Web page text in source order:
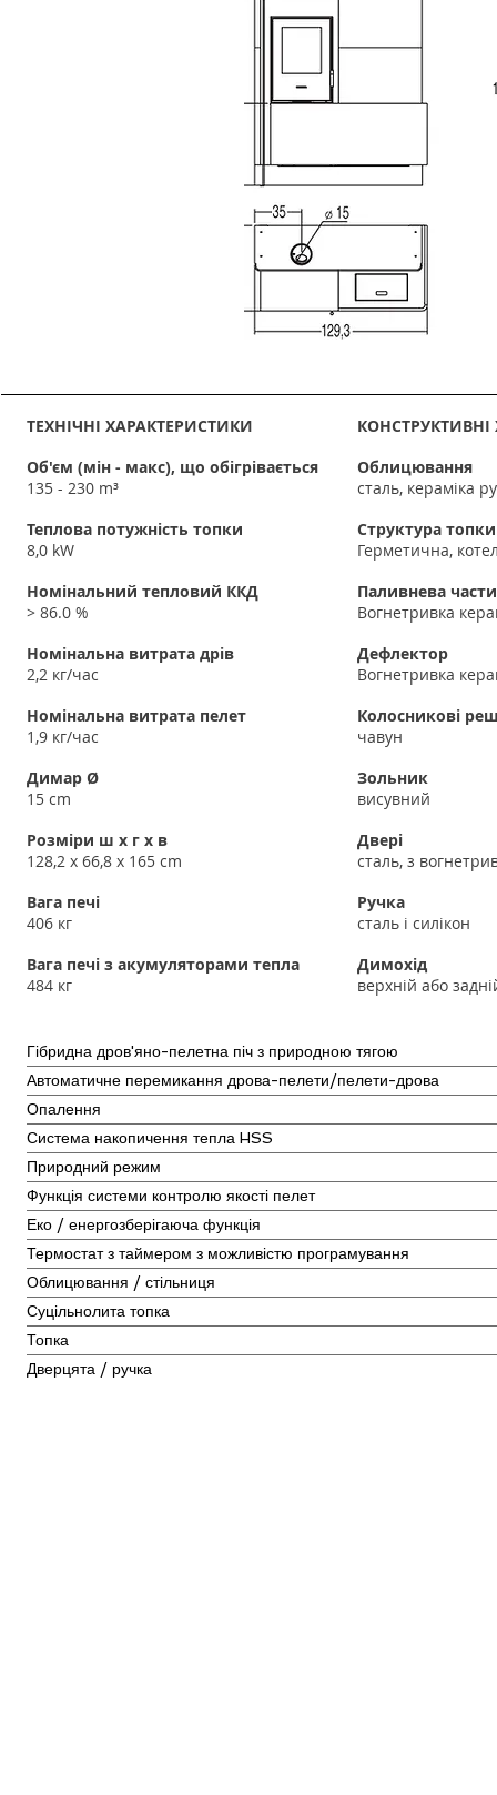
ТЕХНІЧНІ ХАРАКТЕРИСТИКИ
Об'єм (мін - макс), що обігрівається
135 - 230 m³
Теплова потужність топки
8,0 kW
Номінальний тепловий ККД
> 86.0 %
Номінальна витрата дрів
2,2 кг/час
Номінальна витрата пелет
1,9 кг/час
Димар Ø
15 cm
Розміри ш x г x в
128,2 x 66,8 x 165 cm
Вага печі
406 кг
Вага печі з акумуляторами тепла
484 кг
Облицювання
сталь, кераміка
Структура топки
Герметична,
Паливнева
Вогнетривка
Дефлектор
Вогнетривка
Колосникові
чавун
Зольник
висувний
Двері
сталь, з
Ручка
сталь і силікон
Димохід
верхній або
Гібридна дров'яно-пелетна піч з природною тягою
Автоматичне перемикання дрова-пелети/пелети-дрова
Опалення
Система накопичення тепла HSS
Природний режим
Функція системи контролю якості пелет
Еко / енергозберігаюча функція
Термостат з таймером з можливістю програмування
Облицювання / стільниця
Суцільнолита топка
Топка
Дверцята / ручка